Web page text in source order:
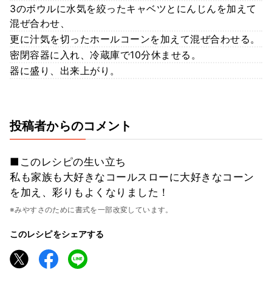
3のボウルに水気を絞ったキャベツとにんじんを加えて
混ぜ合わせ、
更に汁気を切ったホールコーンを加えて混ぜ合わせる。
密閉容器に入れ、冷蔵庫で10分休ませる。
器に盛り、出来上がり。
投稿者からのコメント
■このレシピの生い立ち
私も家族も大好きなコールスローに大好きなコーン
を加え、彩りもよくなりました！
※みやすさのために書式を一部改変しています。
このレシピをシェアする